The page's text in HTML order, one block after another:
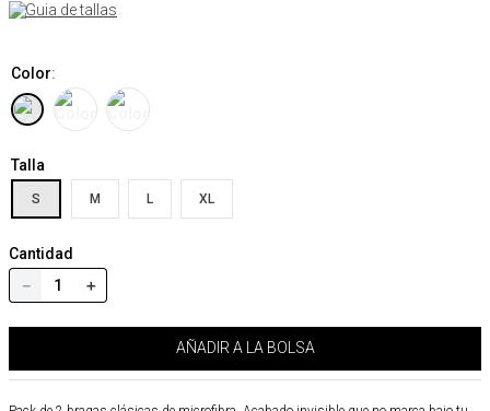
Guia de tallas
Color:
Talla
S M L XL
Cantidad
＋
－
AÑADIR A LA BOLSA